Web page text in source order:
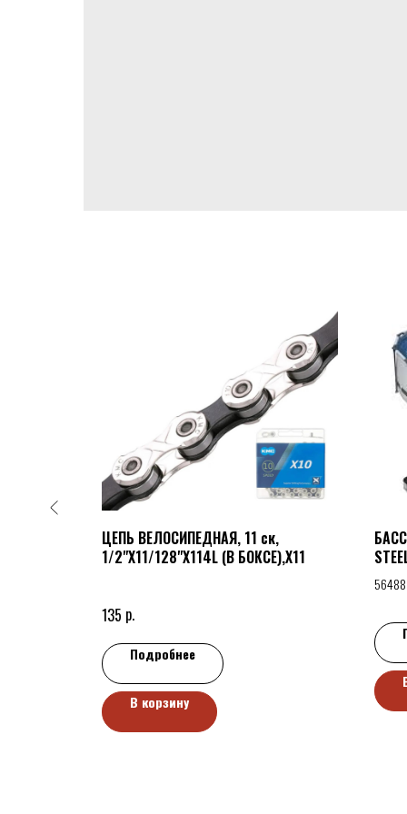
ЦЕПЬ ВЕЛОСИПЕДНАЯ, 11 ск,
1/2"X11/128"X114L (В БОКСЕ),X11
135 р.
Подробнее
В корзину
56488